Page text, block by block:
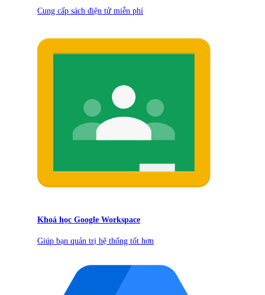
Cung cấp sách điện tử miễn phí
Khoá học Google Workspace
Giúp bạn quản trị hệ thống tốt hơn